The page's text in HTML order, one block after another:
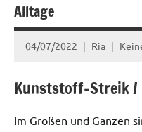
Alltage
04/07/2022 Ria
Kunststoff-Streik /
Im Großen und Ganzen